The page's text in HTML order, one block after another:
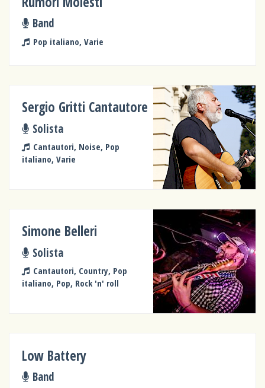
Band
Pop italiano, Varie
Sergio Gritti Cantautore
Solista
Cantautori, Noise, Pop
italiano, Varie
Simone Belleri
Solista
Cantautori, Country, Pop
italiano, Pop, Rock 'n' roll
Low Battery
Band